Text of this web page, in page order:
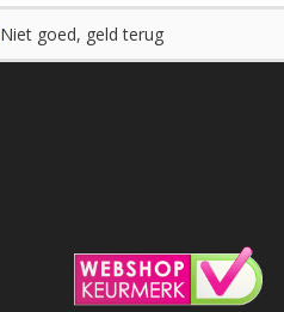
Niet goed, geld terug